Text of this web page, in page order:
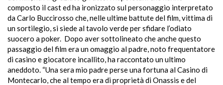
composto il cast ed ha ironizzato sul personaggio interpretato
da Carlo Buccirosso che, nelle ultime battute del film, vittima di
un sortilegio, si siede al tavolo verde per sfidare l’odiato
suocero a poker. Dopo aver sottolineato che anche questo
passaggio del film era un omaggio al padre, noto frequentatore
di casino e giocatore incallito, ha raccontato un ultimo
aneddoto. “Una sera mio padre perse una fortuna al Casino di
Montecarlo, che al tempo era di proprietà di Onassis e del